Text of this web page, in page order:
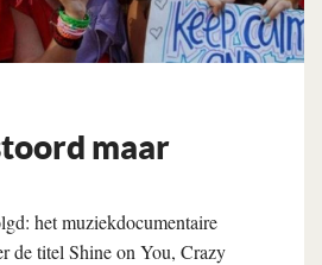
maar
het muziekdocumentaire
de titel Shine on You, Crazy